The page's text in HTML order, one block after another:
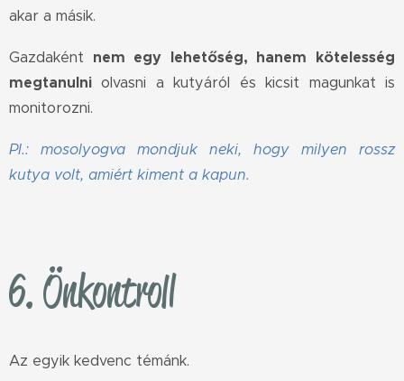
akar a másik.
Gazdaként nem egy lehetőség, hanem kötelesség
megtanulni olvasni a kutyáról és kicsit magunkat is
monitorozni.
Pl.: mosolyogva mondjuk neki, hogy milyen rossz
kutya volt, amiért kiment a kapun.
6. Önkontroll
Az egyik kedvenc témánk.